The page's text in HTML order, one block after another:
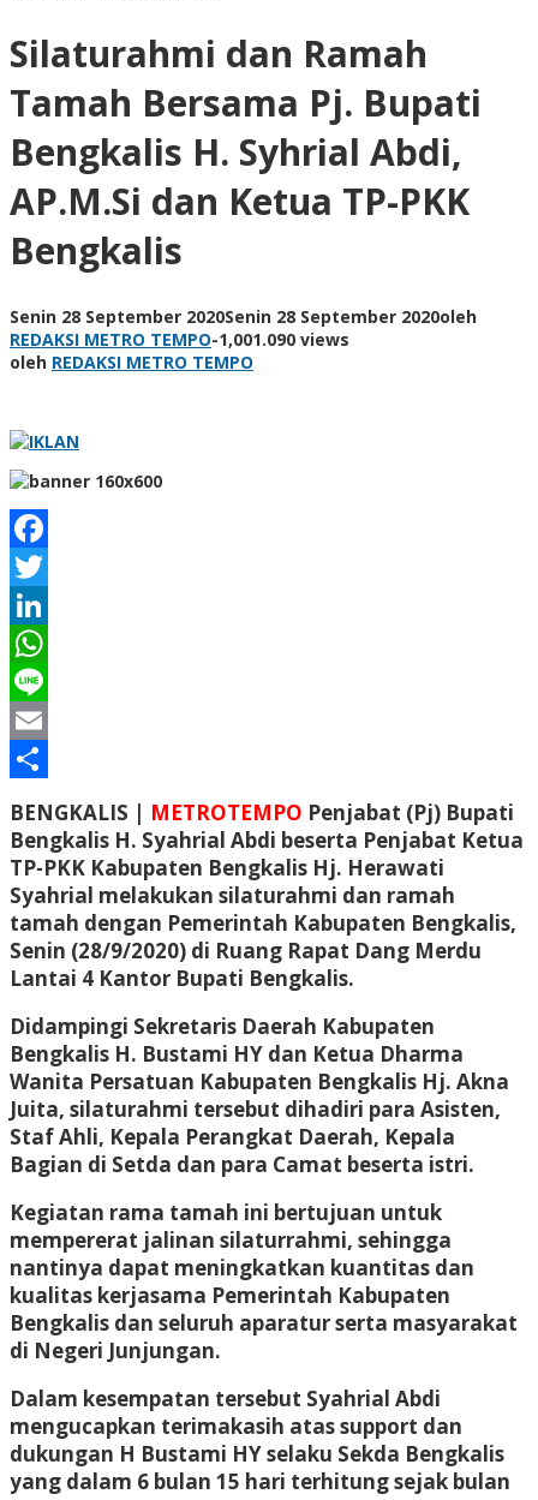
Silaturahmi dan Ramah
Tamah Bersama Pj. Bupati
Bengkalis H. Syhrial Abdi,
AP.M.Si dan Ketua TP-PKK
Bengkalis
Senin 28 September 2020Senin 28 September 2020oleh
REDAKSI METRO TEMPO-1,001.090 views
oleh REDAKSI METRO TEMPO
Facebook
Twitter
LinkedIn
WhatsApp
Line
Email
BENGKALIS | METROTEMPO Penjabat (Pj) Bupati
Bengkalis H. Syahrial Abdi beserta Penjabat Ketua
TP-PKK Kabupaten Bengkalis Hj. Herawati
Syahrial melakukan silaturahmi dan ramah
tamah dengan Pemerintah Kabupaten Bengkalis,
Senin (28/9/2020) di Ruang Rapat Dang Merdu
Lantai 4 Kantor Bupati Bengkalis.
Didampingi Sekretaris Daerah Kabupaten
Bengkalis H. Bustami HY dan Ketua Dharma
Wanita Persatuan Kabupaten Bengkalis Hj. Akna
Juita, silaturahmi tersebut dihadiri para Asisten,
Staf Ahli, Kepala Perangkat Daerah, Kepala
Bagian di Setda dan para Camat beserta istri.
Kegiatan rama tamah ini bertujuan untuk
mempererat jalinan silaturrahmi, sehingga
nantinya dapat meningkatkan kuantitas dan
kualitas kerjasama Pemerintah Kabupaten
Bengkalis dan seluruh aparatur serta masyarakat
di Negeri Junjungan.
Dalam kesempatan tersebut Syahrial Abdi
mengucapkan terimakasih atas support dan
dukungan H Bustami HY selaku Sekda Bengkalis
yang dalam 6 bulan 15 hari terhitung sejak bulan